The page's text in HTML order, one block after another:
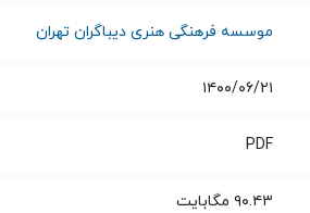
موسسه فرهنگی هنری دیباگران تهران
۱۴۰۰/۰۶/۲۱
PDF
۹۰.۴۳ مگابایت